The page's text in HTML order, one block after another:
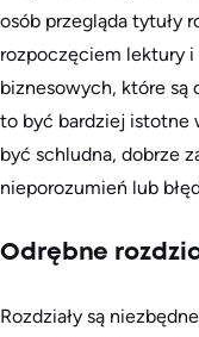
osób przegląda tytuły
rozpoczęciem lektury
biznesowych, które są
to być bardziej istotne
być schludna, dobrze
nieporozumień lub
Odrębne
Rozdziały są